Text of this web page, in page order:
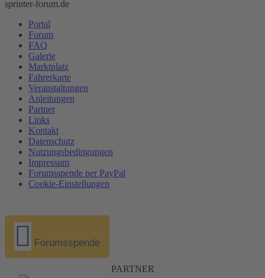
sprinter-forum.de
Portal
Forum
FAQ
Galerie
Marktplatz
Fahrerkarte
Veranstaltungen
Anleitungen
Partner
Links
Kontakt
Datenschutz
Nutzungsbedingungen
Impressum
Forumsspende per PayPal
Cookie-Einstellungen
Forumsspende
PARTNER